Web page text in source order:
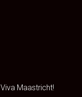
Maastricht!